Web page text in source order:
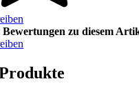
Bewertungen zu diesem